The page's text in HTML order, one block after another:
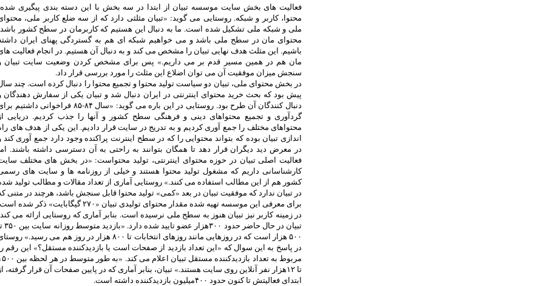
فعالیت های بخش سایت موسسه تبیان از ابتدا در سه بخش با این دسته بندی پیگیری
محتوا، کاربر و شبکه. روستایی می گوید: «تبیان مثلثی دارد که از سه ضلع کاربر ملی،
ملی و شبکه ملی تشکیل شده است. ما به دنبال این هستیم که کاربرمان در سطح کشور
محتوای مان در سطح ملی باشد و می خواهیم شبکه ای هم به گستردگی پهنای ایران
باشیم. این مثلث هدف نهایی تبیان را مشخص می کند و به دنبال آن هستیم. در انجام فعالیت
مان هم در همین مسیر قدم بر می داریم.» پس برای مشخص کردن وضعیت سایت تبیان
سنجش میزان موفقیت آن می توان اضلاع این مثلث را مورد بررسی قرار داد.
در بخش محتوای ملی، تبیان دو سیاست تولید محتوا و تجمیع محتوا را دنبال کرده است. چند
پیش بود که بحث خرید محتوای اینترنتی در ایران دنبال شد و تبیان یکی از سفارش دهندگان
دنبال کنندگان آن طرح بود. روستایی در این باره می گوید: «سال ۸۴-۸۵ فراخوانی داشتیم
گردآوری و تجمیع محتواهای دینی و فرهنگی سطح کشور و آنها را جذب کردیم. دریایی
محتواهای مختلف را جمع آوری کردیم و به تدریج در سایت قرار دادیم. این یکی از هدف های
اندازی تبیان بوده که بتواند محتوایی را که در سطح اینترنت پراکنده وجود دارد جمع آوری کند
در معرض دید دیگران قرار دهد تا همگان بتوانند به راحتی به آن دسترسی داشته باشند.
فعالیت اصلی تبیان در حوزه محتوای اینترنتی، تولید محتواست: «در بخش های مختلف
کارشناسانی داریم که مشغول تولید محتوا هستند و خیلی از روزنامه ها و سایت های
کشور هم از این مطالب استفاده می کنند.» روستایی آماری از تعداد مقالات و مطالب تولید
در تبیان ندارد که موفقیت تبیان در بعد «کمی» تولید محتوا قابل سنجش باشد، هرچند در متنی
برای معرفی این موسسه تهیه شده مقدار محتوای تولیدی تبیان «۲۷۰ گیگابایت» ذکر شده است.
در زمینه کاربر نیز تبیان هنوز به سطح ملی نرسیده است. بنابر آماری که روستایی ارائه می
تبیان در حال حاضر حدود ۳۰۰هزار عضو
۵۰۰ هزار است که در روزهایی مانند روزهای انتخابات تا ۸۰۰ هزار در روز هم می رسید.»
در پاسخ به این سوال که «این تعداد بازدید از صفحات است یا بازدیدکننده مستقل؟» این رقم
مربوط به تعداد بازدیدکننده مستقل تبیان اعلام می کند. «به طور
تا ۱۲هزار نفر آنلاین روی سایت هستند.» تبیان، بنابر آماری که در پایین صفحات آن قرار گرفته،
ابتدای فعالیتش تا کنون حدود ۴۰۰میلیون بازدیدکننده داشته است.